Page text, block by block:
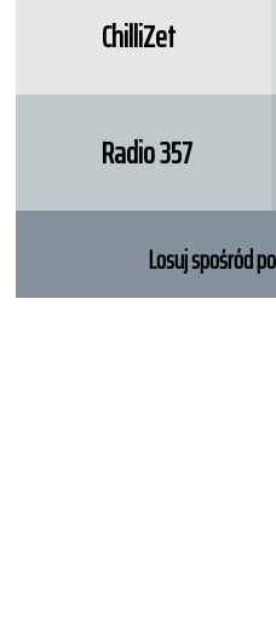
ChilliZet
Radio 357
Losuj spośród